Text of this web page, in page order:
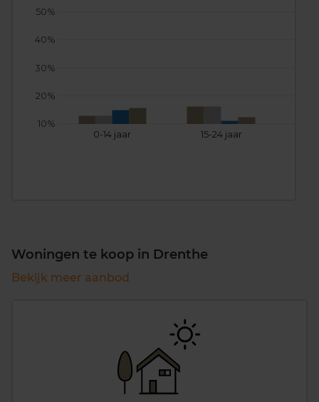
0-14 jaar 15-24 jaar
10%
20%
30%
40%
50%
Woningen te koop in Drenthe
Bekijk meer aanbod